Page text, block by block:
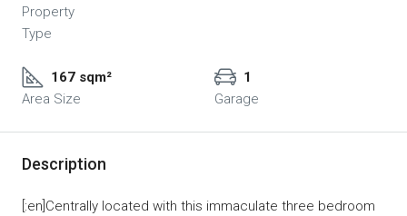
Property
Type
167 sqm²
Area Size
1
Garage
Description
[:en]Centrally located with this immaculate three bedroom